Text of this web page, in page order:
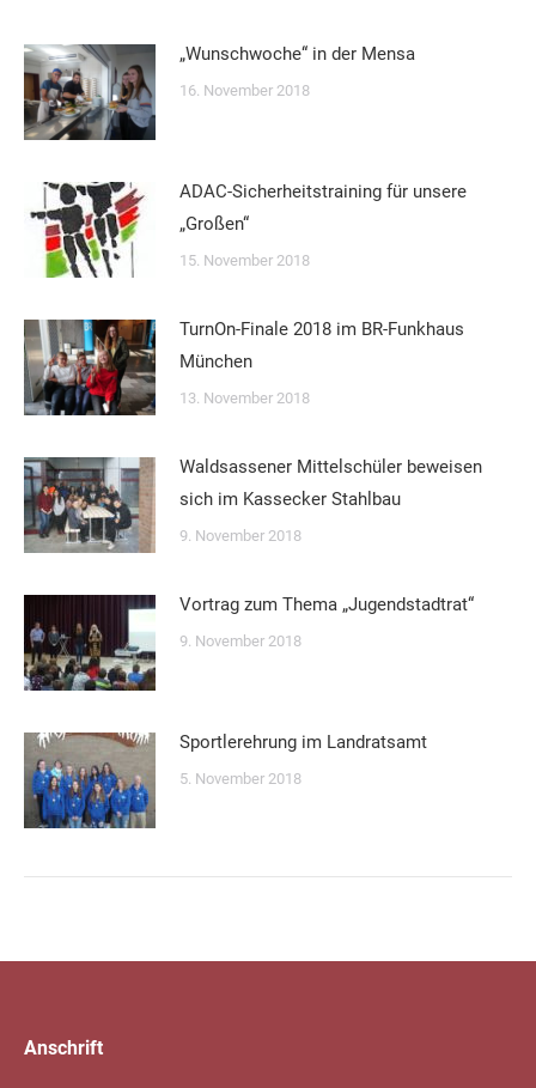
„Wunschwoche“ in der Mensa
16. November 2018
ADAC-Sicherheitstraining für unsere
„Großen“
15. November 2018
TurnOn-Finale 2018 im BR-Funkhaus
München
13. November 2018
Waldsassener Mittelschüler beweisen
sich im Kassecker Stahlbau
9. November 2018
Vortrag zum Thema „Jugendstadtrat“
9. November 2018
Sportlerehrung im Landratsamt
5. November 2018
Anschrift